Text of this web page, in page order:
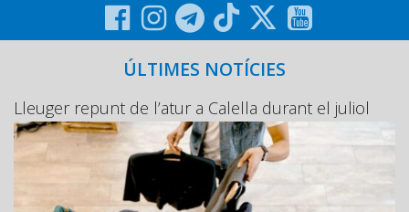
ÚLTIMES NOTÍCIES
Lleuger repunt de l’atur a Calella durant el juliol